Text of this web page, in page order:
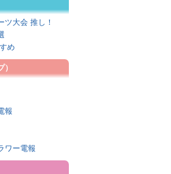
ツ大会 推し！
め
報
ワー電報